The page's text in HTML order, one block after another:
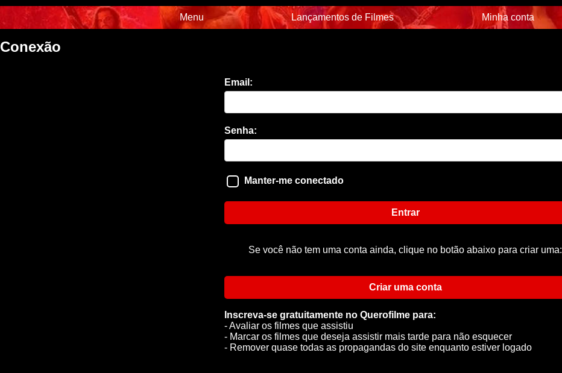
Menu Lançamentos de Filmes Minha conta
Conexão
Email:
Senha:
Manter-me conectado
Entrar
Se você não tem uma conta ainda, clique no botão abaixo para criar uma:
Criar uma conta
Inscreva-se gratuitamente no Querofilme para:
- Avaliar os filmes que assistiu
- Marcar os filmes que deseja assistir mais tarde para não esquecer
- Remover quase todas as propagandas do site enquanto estiver logado